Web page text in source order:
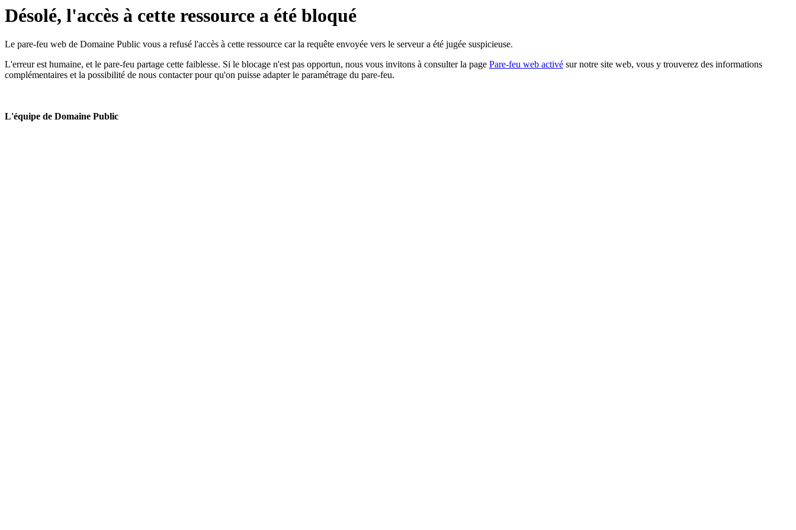
Désolé, l'accès à cette ressource a été bloqué
Le pare-feu web de Domaine Public vous a refusé l'accès à cette ressource car la requête envoyée vers le serveur a été jugée suspicieuse.
L'erreur est humaine, et le pare-feu partage cette faiblesse. Si le blocage n'est pas opportun, nous vous invitons à consulter la page Pare-feu web activé sur notre site web, vous y trouverez des informations
complémentaires et la possibilité de nous contacter pour qu'on puisse adapter le paramétrage du pare-feu.
L'équipe de Domaine Public